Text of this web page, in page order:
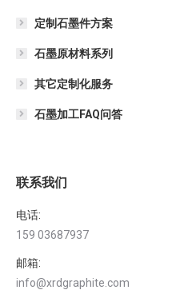
定制石墨件方案
石墨原材料系列
其它定制化服务
石墨加工FAQ问答
联系我们
电话:
159 03687937
邮箱:
info@xrdgraphite.com